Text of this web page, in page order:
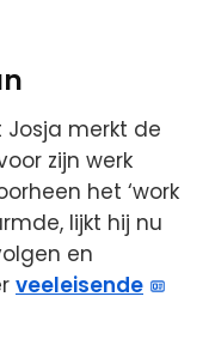
merkt de
zijn werk
het ‘work
lijkt hij nu
en
veeleisende